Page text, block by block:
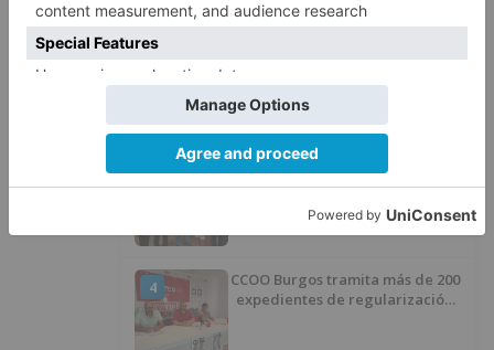
2
Burgos a punto de culminar su
proceso de realojo
3
Un libro rescata la historia y
memoria del pueblo burgalés de
4
CCOO Burgos tramita más de 200
expedientes de regularización